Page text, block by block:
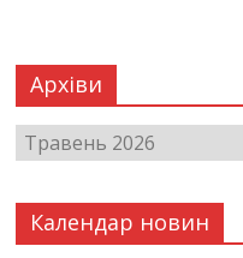
Архіви
Календар новин